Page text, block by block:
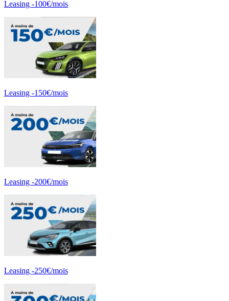
Leasing -100€/mois
Leasing -150€/mois
Leasing -200€/mois
Leasing -250€/mois